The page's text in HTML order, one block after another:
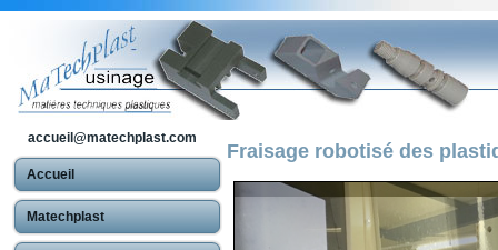
accueil@matechplast.com
Accueil
Matechplast
Fraisage robotisé des